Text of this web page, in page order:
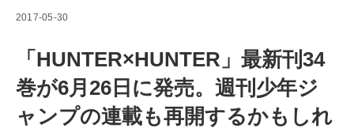
2017-05-30
「HUNTER×HUNTER」最新刊34
巻が6月26日に発売。週刊少年ジ
ャンプの連載も再開するかもしれ